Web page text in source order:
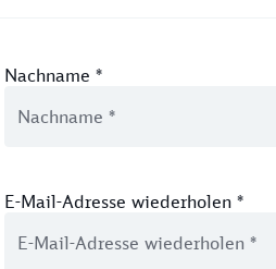
Nachname *
E-Mail-Adresse wiederholen *